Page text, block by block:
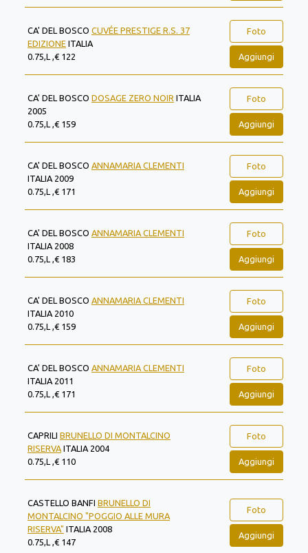
CA' DEL BOSCO CUVÉE PRESTIGE R.S. 37
EDIZIONE ITALIA
0.75,L ,€ 122
Foto
Aggiungi
CA' DEL BOSCO DOSAGE ZERO NOIR ITALIA
2005
0.75,L ,€ 159
Foto
Aggiungi
CA' DEL BOSCO ANNAMARIA CLEMENTI
ITALIA 2009
0.75,L ,€ 171
Foto
Aggiungi
CA' DEL BOSCO ANNAMARIA CLEMENTI
ITALIA 2008
0.75,L ,€ 183
Foto
Aggiungi
CA' DEL BOSCO ANNAMARIA CLEMENTI
ITALIA 2010
0.75,L ,€ 159
Foto
Aggiungi
CA' DEL BOSCO ANNAMARIA CLEMENTI
ITALIA 2011
0.75,L ,€ 171
Foto
Aggiungi
CAPRILI BRUNELLO DI MONTALCINO
RISERVA ITALIA 2004
0.75,L ,€ 110
Foto
Aggiungi
CASTELLO BANFI BRUNELLO DI
MONTALCINO "POGGIO ALLE MURA
RISERVA" ITALIA 2008
0.75,L ,€ 147
Foto
Aggiungi